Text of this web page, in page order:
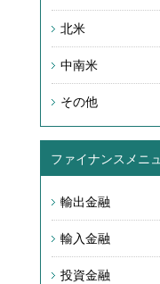
北米
中南米
その他
ファイナンスメニ
輸出金融
輸入金融
投資金融